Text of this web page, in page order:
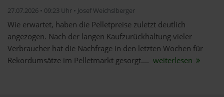
27.07.2026 • 09:23 Uhr • Josef Weichslberger
Wie erwartet, haben die Pelletpreise zuletzt deutlich
angezogen. Nach der langen Kaufzurückhaltung vieler
Verbraucher hat die Nachfrage in den letzten Wochen für
Rekordumsätze im Pelletmarkt gesorgt.... weiterlesen